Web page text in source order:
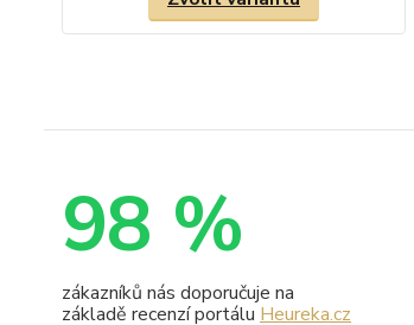
98 %
zákazníků nás doporučuje na
základě recenzí portálu Heureka.cz